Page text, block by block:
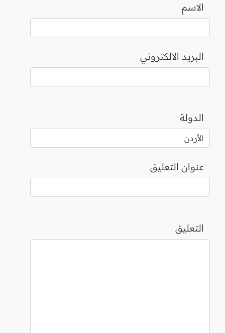
الاسم
البريد الالكتروني
الدولة
عنوان التعليق
التعليق